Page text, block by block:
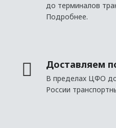
ДЕКОРАТИВНЫЕ ЭЛЕМЕНТЫ
Элементы
до терминалов
Подробнее.
Доставляем
В пределах ЦФО
России